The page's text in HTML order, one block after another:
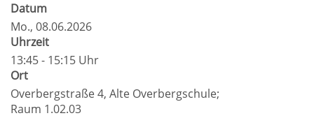
Datum
Mo., 08.06.2026
Uhrzeit
13:45 - 15:15 Uhr
Ort
Overbergstraße 4, Alte Overbergschule;
Raum 1.02.03